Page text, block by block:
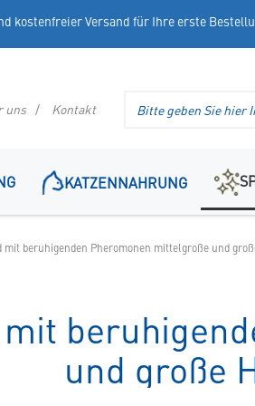
kostenfreier Versand für Ihre erste
uns Kontakt
KATZENNAHRUNG
mit beruhigenden Pheromonen mittelgroße und
und große